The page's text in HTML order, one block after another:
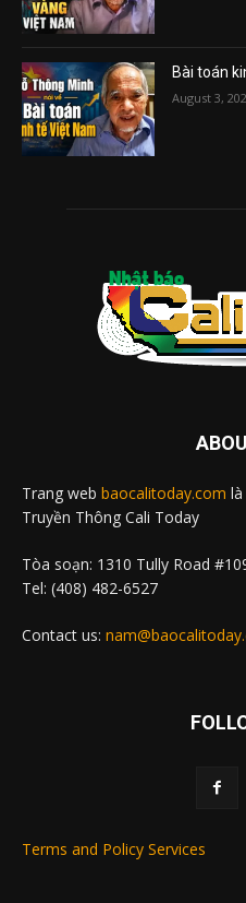
Bài toán
August 3,
Trang web baocalitoday.com
Truyền Thông Cali Today
Tòa soạn: 1310 Tully Road
Tel: (408) 482-6527
Contact us:
Terms and Policy Services